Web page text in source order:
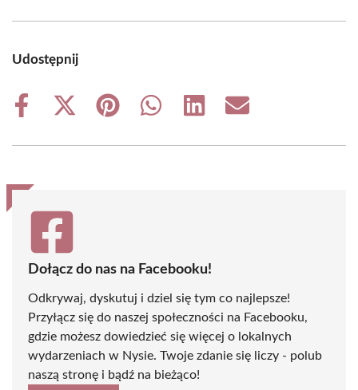
Udostępnij
Share
Share
(Twitter)
Share
Share
Share
Share
Dołącz do nas na Facebooku!
Odkrywaj, dyskutuj i dziel się tym co najlepsze!
Przyłącz się do naszej społeczności na Facebooku,
gdzie możesz dowiedzieć się więcej o lokalnych
wydarzeniach w Nysie. Twoje zdanie się liczy - polub
naszą stronę i bądź na bieżąco!